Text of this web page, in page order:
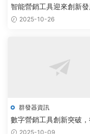
智能營銷工具迎來創新發
機遇2025-10-26
群發器資訊
數字營銷工具創新突破，
迎來發展新機遇
2025-10-09